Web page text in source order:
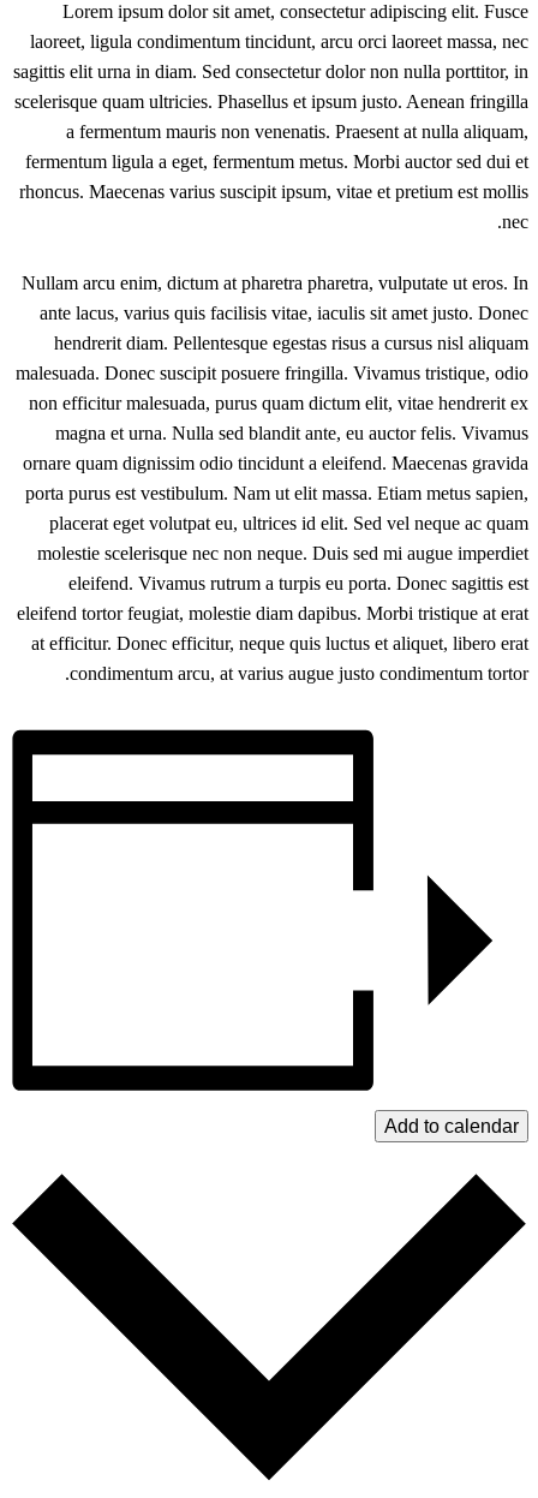
Lorem ipsum dolor sit amet, consectetur adipiscing elit. Fusce
laoreet, ligula condimentum tincidunt, arcu orci laoreet massa, nec
sagittis elit urna in diam. Sed consectetur dolor non nulla porttitor, in
scelerisque quam ultricies. Phasellus et ipsum justo. Aenean fringilla
a fermentum mauris non venenatis. Praesent at nulla aliquam,
fermentum ligula a eget, fermentum metus. Morbi auctor sed dui et
rhoncus. Maecenas varius suscipit ipsum, vitae et pretium est mollis
nec.
Nullam arcu enim, dictum at pharetra pharetra, vulputate ut eros. In
ante lacus, varius quis facilisis vitae, iaculis sit amet justo. Donec
hendrerit diam. Pellentesque egestas risus a cursus nisl aliquam
malesuada. Donec suscipit posuere fringilla. Vivamus tristique, odio
non efficitur malesuada, purus quam dictum elit, vitae hendrerit ex
magna et urna. Nulla sed blandit ante, eu auctor felis. Vivamus
ornare quam dignissim odio tincidunt a eleifend. Maecenas gravida
porta purus est vestibulum. Nam ut elit massa. Etiam metus sapien,
placerat eget volutpat eu, ultrices id elit. Sed vel neque ac quam
molestie scelerisque nec non neque. Duis sed mi augue imperdiet
eleifend. Vivamus rutrum a turpis eu porta. Donec sagittis est
eleifend tortor feugiat, molestie diam dapibus. Morbi tristique at erat
at efficitur. Donec efficitur, neque quis luctus et aliquet, libero erat
condimentum arcu, at varius augue justo condimentum tortor.
Add to calendar